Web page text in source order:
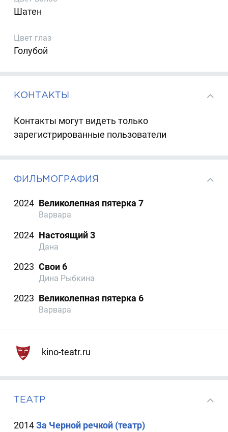
Шатен
Цвет глаз
Голубой
КОНТАКТЫ
Контакты могут видеть только
зарегистрированные пользователи
ФИЛЬМОГРАФИЯ
2024 Великолепная пятерка 7
Варвара
2024 Настоящий 3
Дана
2023 Свои 6
Дина Рыбкина
2023 Великолепная пятерка 6
Варвара
kino-teatr.ru
ТЕАТР
2014За Черной речкой (театр)